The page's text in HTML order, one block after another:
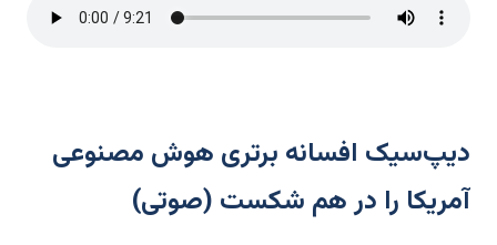
دیپ‌سیک افسانه برتری هوش مصنوعی
آمریکا را در هم شکست (صوتی)